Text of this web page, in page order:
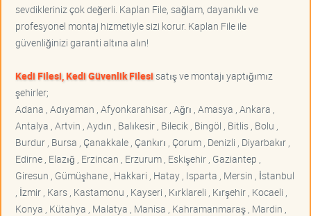
sevdikleriniz çok değerli. Kaplan File, sağlam, dayanıklı ve
profesyonel montaj hizmetiyle sizi korur. Kaplan File ile
güvenliğinizi garanti altına alın!
Kedi Filesi, Kedi Güvenlik Filesisatış ve montajı yaptığımız
şehirler;
Adana , Adıyaman , Afyonkarahisar , Ağrı , Amasya , Ankara ,
Antalya , Artvin , Aydın , Balıkesir , Bilecik , Bingöl , Bitlis , Bolu ,
Burdur , Bursa , Çanakkale , Çankırı , Çorum , Denizli , Diyarbakır ,
Edirne , Elazığ , Erzincan , Erzurum , Eskişehir , Gaziantep ,
Giresun , Gümüşhane , Hakkari , Hatay , Isparta , Mersin , İstanbul
, İzmir , Kars , Kastamonu , Kayseri , Kırklareli , Kırşehir , Kocaeli ,
Konya , Kütahya , Malatya , Manisa , Kahramanmaraş , Mardin ,